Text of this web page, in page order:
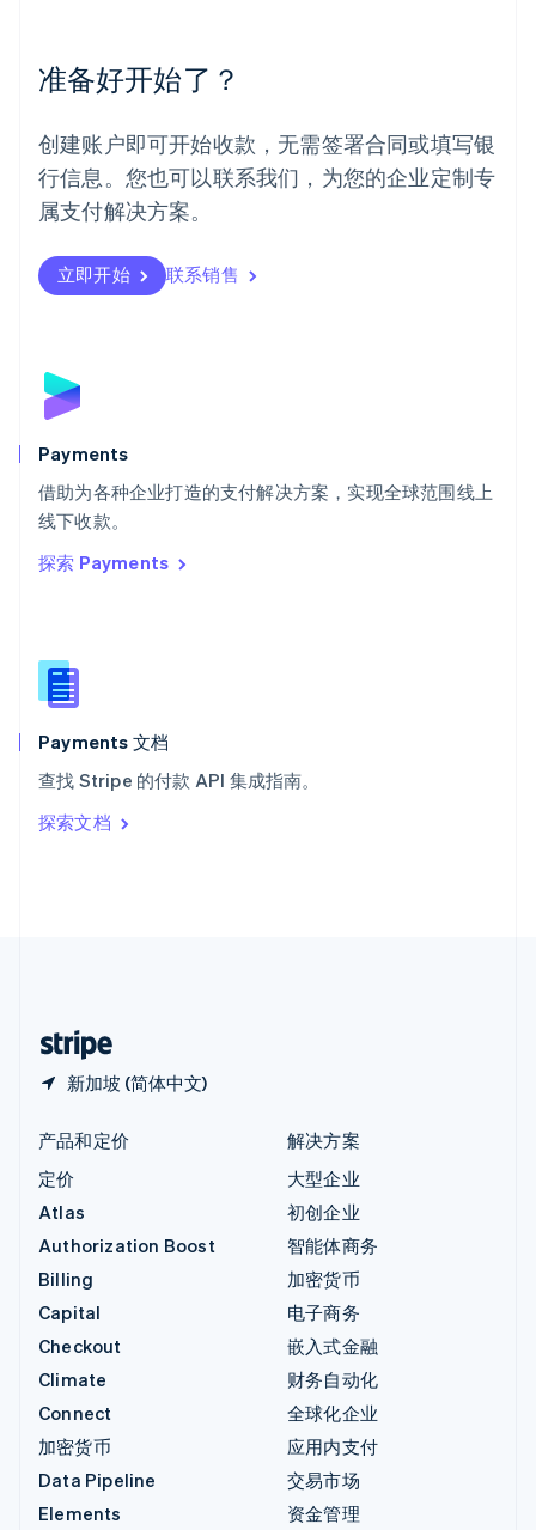
准备好开始了？
创建账户即可开始收款，无需签署合同或填写银
行信息。您也可以联系我们，为您的企业定制专
属支付解决方案。
立即开始 联系销售
Payments
借助为各种企业打造的支付解决方案，实现全球范围线上
线下收款。
探索 Payments
Payments 文档
查找 Stripe 的付款 API 集成指南。
探索文档
新加坡 (简体中文)
挪威
葡萄牙
Português English
日本
日本語English
瑞典
瑞士
DeutschFrançais
English
斯洛文尼亚
泰国
ไทยEnglish
希腊
English
西班牙
新西兰
English
匈牙利
English
ItalianoEnglish
印度
English
产品和定价
定价
Atlas
Authorization Boost
Billing
Capital
Checkout
Climate
Connect
加密货币
Data Pipeline
Elements
解决方案
大型企业
初创企业
智能体商务
加密货币
电子商务
嵌入式金融
财务自动化
全球化企业
应用内支付
交易市场
资金管理